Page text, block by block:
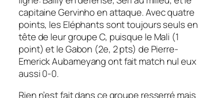
capitaine Gervinho en attaque. Avec quatre
points, les Eléphants sont toujours seuls en
tête de leur groupe C, puisque le Mali (1
point) et le Gabon (2e, 2 pts) de Pierre-
Emerick Aubameyang ont fait match nul eux
aussi 0-0.
Rien n’est fait dans ce groupe resserré mais